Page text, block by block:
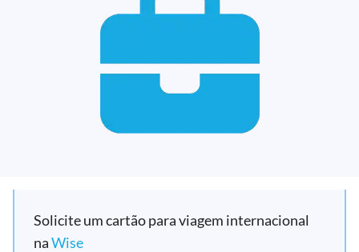
Solicite um cartão para viagem internacional
naWise